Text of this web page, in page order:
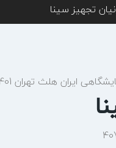
تجهیز سینا
ایران هلث تهران 1401